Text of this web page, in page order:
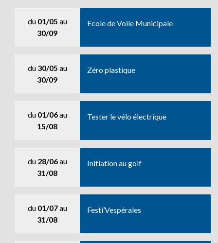
du 01/05 au
30/09
Ecole de Voile Municipale
du 30/05 au
30/09
Zéro plastique
du 01/06au
15/08
Tester le vélo électrique
du 28/06au
31/08
Initiation au golf
du 01/07au
31/08
Festi’Vespérales